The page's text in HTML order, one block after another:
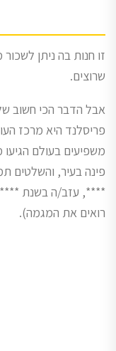
שרוצים.
אבל הדבר הכי חשוב
פריסלנד היא מרכז
משפיעים בעולם
פינה בעיר, והשלטים
****, עזב/ה בשנת ****
רואים את המגמה).